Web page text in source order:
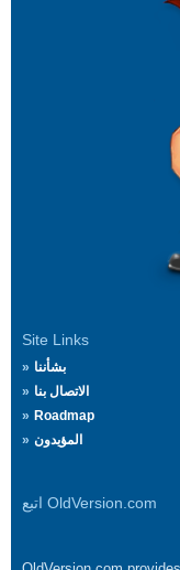
Site Links
بشأننا
الاتصال بنا
Roadmap
المؤيدون
اتبع OldVersion.com